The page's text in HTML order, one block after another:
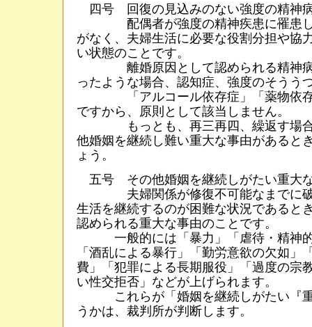
四号 回復の見込みのない強度の精神
配偶者が強度の精神疾患に罹患し
がなく、夫婦生活に必要な役割分担や協
い状態のことです。
離婚原因として認められる精神病
ったような場合、認知症、強度のそうう
「アルコール依存症」「薬物依存
ですから、原則として該当しません。
もっとも、再三再四、繰返す場合
他婚姻を継続し難い重大な事由があると
ょう。
五号 その他婚姻を継続しがたい重大
夫婦関係が修復不可能なまでに破
生活を継続するのが困難な状況であると
認められる重大な事由のことです。
一般的には「暴力」「虐待・精神的
「酒乱による暴行」「勤労意欲の欠如」
費」「犯罪による長期服役」「過度の宗
い性交拒否」などが上げられます。
これらが「婚姻を継続しがたい『重
うかは、裁判所が判断します。